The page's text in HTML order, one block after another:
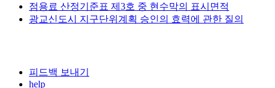
점용료 산정기준표 제3호 중 현수막의 표시면적
광교신도시 지구단위계획 승인의 효력에 관한 질의
피드백 보내기
help